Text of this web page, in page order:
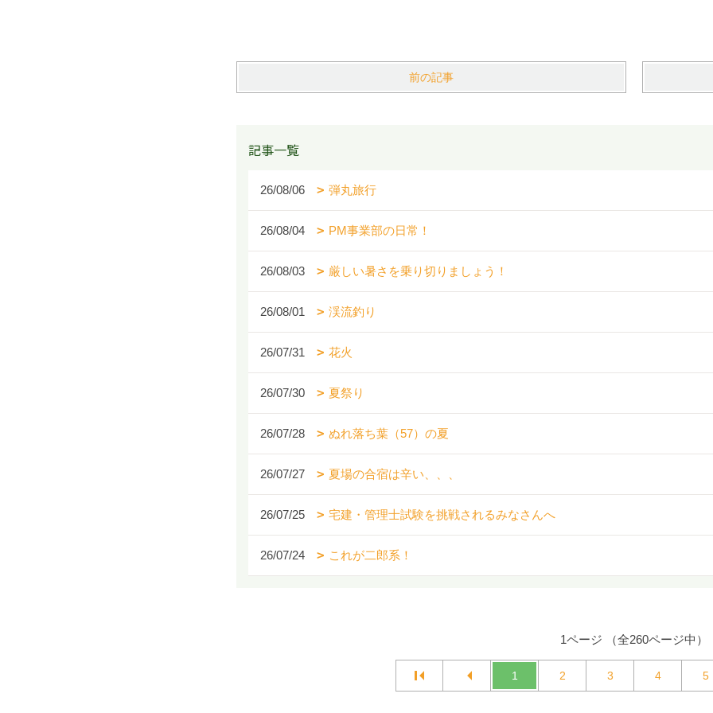
前の記事
記事一覧
26/08/06 弾丸旅行
26/08/04 PM事業部の日常！
26/08/03 厳しい暑さを乗り切りましょう！
26/08/01 渓流釣り
26/07/31 花火
26/07/30 夏祭り
26/07/28 ぬれ落ち葉（57）の夏
26/07/27 夏場の合宿は辛い、、、
26/07/25 宅建・管理士試験を挑戦されるみなさんへ
26/07/24 これが二郎系！
1ページ （全260ページ中）
1 2 3 4 5